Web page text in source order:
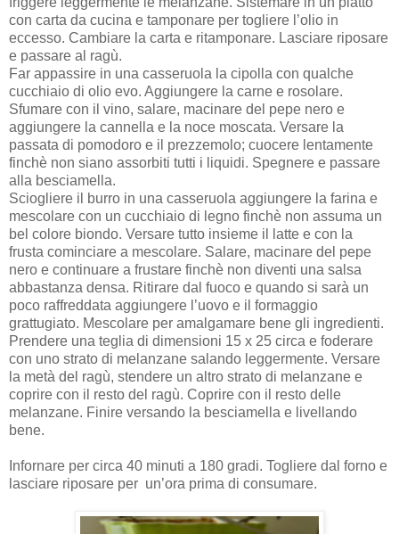
con carta da cucina e tamponare per togliere l’olio in
eccesso. Cambiare la carta e ritamponare. Lasciare riposare
e passare al ragù.
Far appassire in una casseruola la cipolla con qualche
cucchiaio di olio evo. Aggiungere la carne e rosolare.
Sfumare con il vino, salare, macinare del pepe nero e
aggiungere la cannella e la noce moscata. Versare la
passata di pomodoro e il prezzemolo; cuocere lentamente
finchè non siano assorbiti tutti i liquidi. Spegnere e passare
alla besciamella.
Sciogliere il burro in una casseruola aggiungere la farina e
mescolare con un cucchiaio di legno finchè non assuma un
bel colore biondo. Versare tutto insieme il latte e con la
frusta cominciare a mescolare. Salare, macinare del pepe
nero e continuare a frustare finchè non diventi una salsa
abbastanza densa. Ritirare dal fuoco e quando si sarà un
poco raffreddata aggiungere l’uovo e il formaggio
grattugiato. Mescolare per amalgamare bene gli ingredienti.
Prendere una teglia di dimensioni 15 x 25 circa e foderare
con uno strato di melanzane salando leggermente. Versare
la metà del ragù, stendere un altro strato di melanzane e
coprire con il resto del ragù. Coprire con il resto delle
melanzane. Finire versando la besciamella e livellando
bene.
Infornare per circa 40 minuti a 180 gradi. Togliere dal forno e
lasciare riposare per un’ora prima di consumare.